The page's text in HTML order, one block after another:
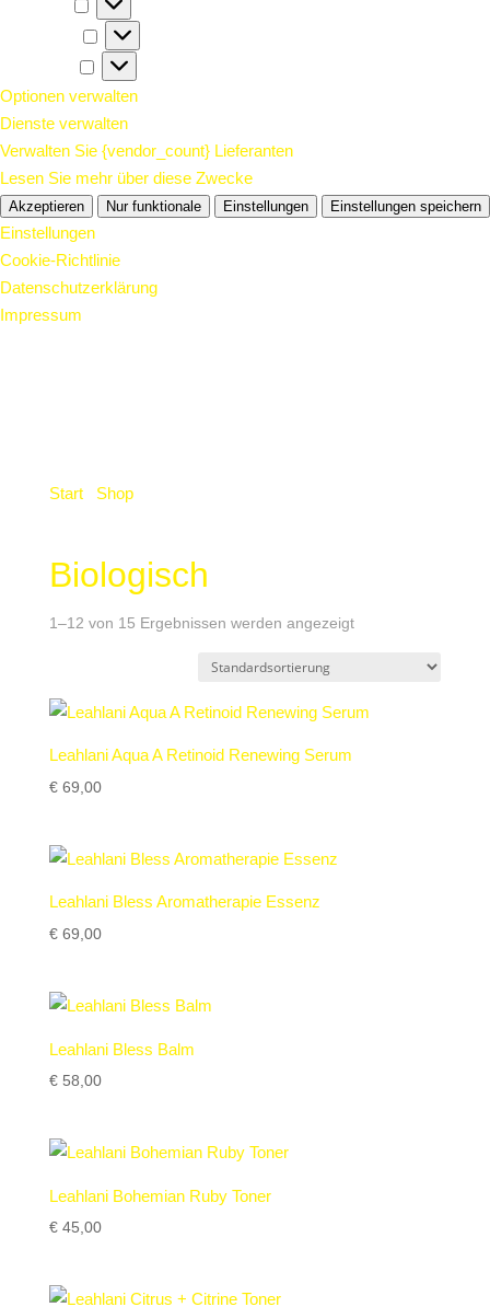
Statistiken
Marketing
Optionen verwalten
Dienste verwalten
Verwalten Sie {vendor_count} Lieferanten
Lesen Sie mehr über diese Zwecke
Akzeptieren Nur funktionale Einstellungen Einstellungen speichern
Einstellungen
Cookie-Richtlinie
Datenschutzerklärung
Impressum
Start/ Shop/ Produkte verschlagwortet mit
Biologisch
1–12 von 15 Ergebnissen werden angezeigt
Leahlani Aqua A Retinoid Renewing Serum
€69,00
Leahlani Bless Aromatherapie Essenz
€69,00
Leahlani Bless Balm
€58,00
Leahlani Bohemian Ruby Toner
€45,00